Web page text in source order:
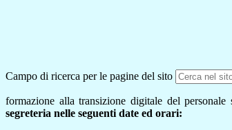
Campo di ricerca per le pagine del sito
formazione alla transizione digitale del
segreteria nelle seguenti date ed orari: